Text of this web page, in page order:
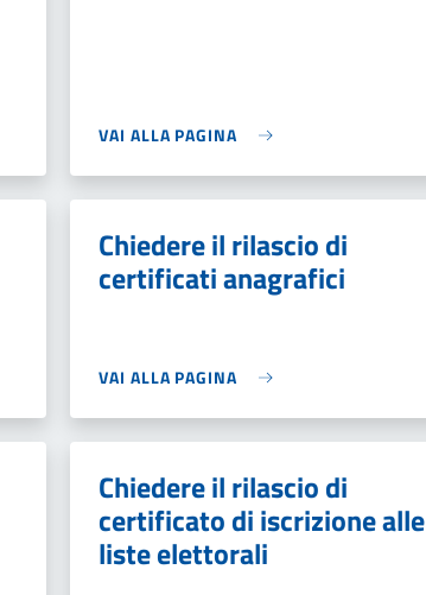
VAI ALLA PAGINA
Chiedere il rilascio di
certificati anagrafici
VAI ALLA PAGINA
Chiedere il rilascio di
certificato di iscrizione alle
liste elettorali